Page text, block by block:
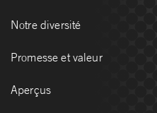
Notre diversité
Promesse et valeur
Aperçus